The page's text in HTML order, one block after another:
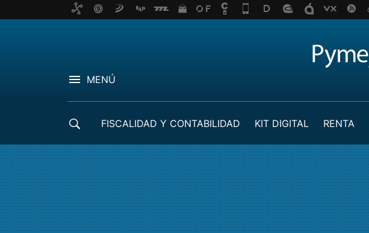
MENÚ
FISCALIDAD Y CONTABILIDAD KIT DIGITAL RENTA